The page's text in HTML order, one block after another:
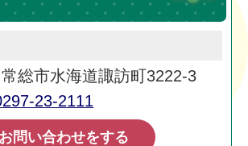
総市水海道諏訪町3222-3
23-2111
問い合わせをする